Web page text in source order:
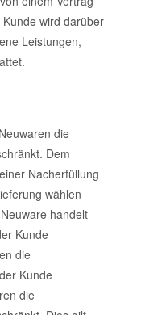
wird darüber
Leistungen,
die
Dem
Nacherfüllung
wählen
handelt
Kunde
die
Kunde
die